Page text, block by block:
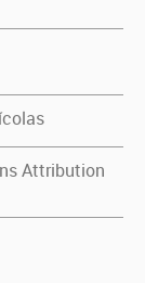
Attribution